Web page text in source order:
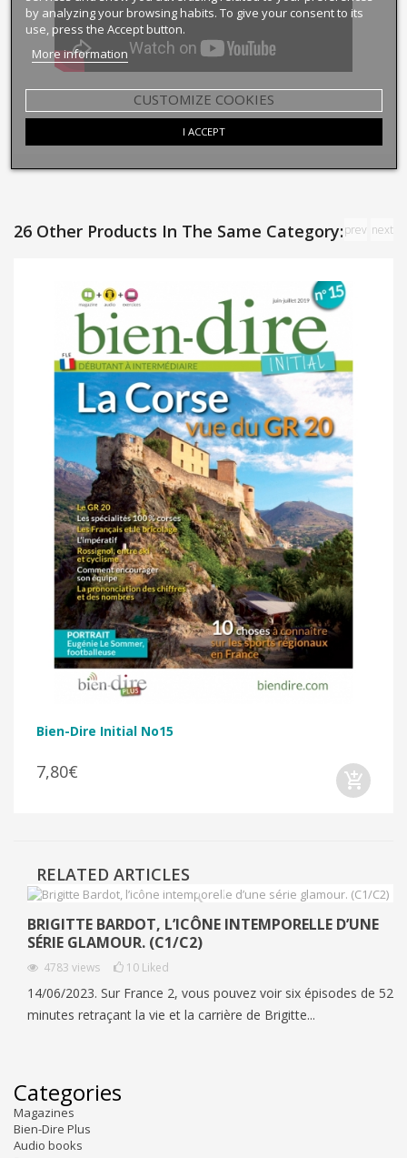
26 Other Products In The Same Category:
Bien-Dire Initial No15
7,80€
prev next
RELATED ARTICLES
BRIGITTE BARDOT, L’ICÔNE INTEMPORELLE D’UNE
SÉRIE GLAMOUR. (C1/C2)
4783 views 10 Liked
14/06/2023. Sur France 2, vous pouvez voir six épisodes de 52
minutes retraçant la vie et la carrière de Brigitte...
by analyzing your browsing habits. To give your consent to its
use, press the Accept button.
More information
CUSTOMIZE COOKIES
I ACCEPT
Categories
Magazines
Bien-Dire Plus
Audio books